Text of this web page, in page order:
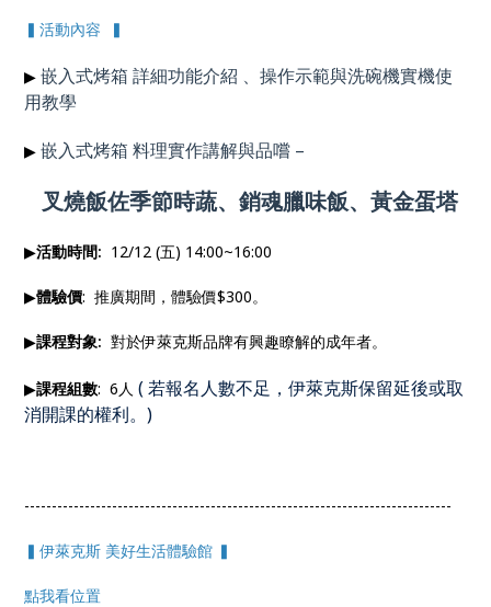
▍活動內容 ▍
▶嵌入式烤箱 詳細功能介紹 、操作示範與洗碗機實機使
用教學
▶ 嵌入式烤箱 料理實作講解與品嚐 –
叉燒飯佐季節時蔬、銷魂臘味飯、黃金蛋塔
▶活動時間: 12/12 (五) 14:00~16:00
▶體驗價: 推廣期間，體驗價$300。
▶課程對象:對於伊萊克斯品牌有興趣瞭解的成年者。
▶課程組數: 6人(若報名人數不足，伊萊克斯保留延後或取
消開課的權利。)
------------------------------------------------------------------------------
▍伊萊克斯 美好生活體驗館 ▍
點我看位置